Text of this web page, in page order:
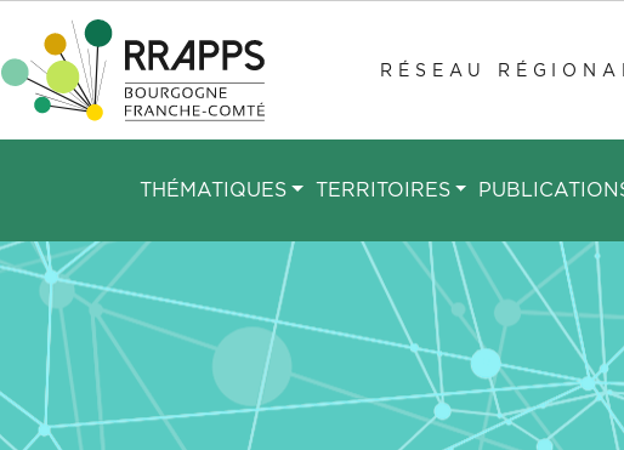
contenu
principal
RÉSEAU
THÉMATIQUES TERRITOIRES